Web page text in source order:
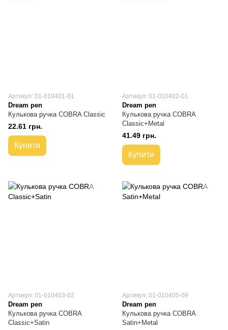
Артикул: 01-010401-01
Dream pen
Кулькова ручка COBRA Classic
22.61 грн.
Купити
Артикул: 01-010402-01
Dream pen
Кулькова ручка COBRA
Classic+Metal
41.49 грн.
Купити
Артикул: 01-010403-02
Dream pen
Кулькова ручка COBRA
Classic+Satin
Артикул: 01-010405-09
Dream pen
Кулькова ручка COBRA
Satin+Metal